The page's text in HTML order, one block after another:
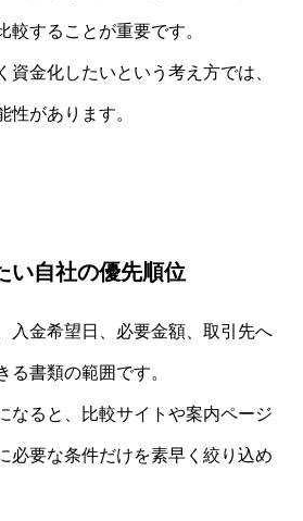
較することが重要です。
資金化したいという考え方では、
性があります。
い自社の優先順位
入金希望日、必要金額、取引先へ
る書類の範囲です。
なると、比較サイトや案内ページ
必要な条件だけを素早く絞り込め